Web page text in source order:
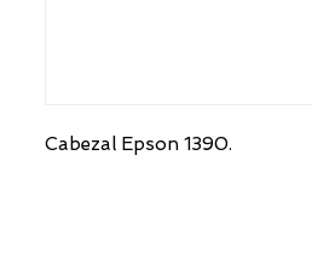
Cabezal Epson 1390.